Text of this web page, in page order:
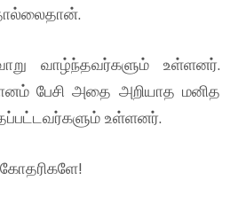
வாழ்ந்தவர்களும் உள்ளனர்.
பேசி அதை அறியாத மனித
உள்ளனர்.